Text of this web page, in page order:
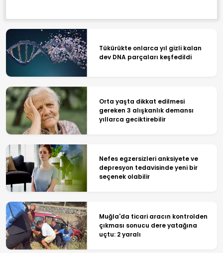
Tükürükte onlarca yıl gizli kalan
dev DNA parçaları keşfedildi
Orta yaşta dikkat edilmesi
gereken 3 alışkanlık demansı
yıllarca geciktirebilir
Nefes egzersizleri anksiyete ve
depresyon tedavisinde yeni bir
seçenek olabilir
Muğla'da ticari aracın kontrolden
çıkması sonucu dere yatağına
uçtu: 2 yaralı